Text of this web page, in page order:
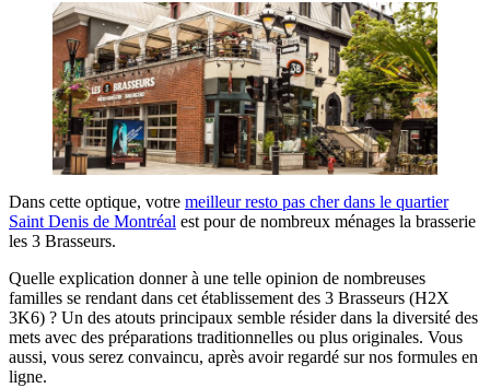
Dans cette optique, votre meilleur resto pas cher dans le quartier
Saint Denis de Montréal est pour de nombreux ménages la brasserie
les 3 Brasseurs.
Quelle explication donner à une telle opinion de nombreuses
familles se rendant dans cet établissement des 3 Brasseurs (H2X
3K6) ? Un des atouts principaux semble résider dans la diversité des
mets avec des préparations traditionnelles ou plus originales. Vous
aussi, vous serez convaincu, après avoir regardé sur nos formules en
ligne.